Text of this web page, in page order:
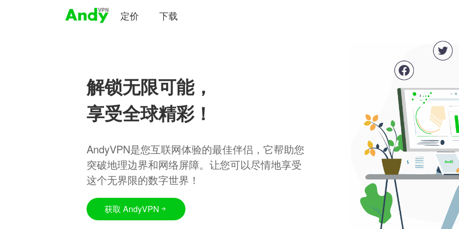
定价 下载
解锁无限可能，
享受全球精彩！
AndyVPN是您互联网体验的最佳伴侣，它帮助您
突破地理边界和网络屏障。让您可以尽情地享受
这个无界限的数字世界！
获取 AndyVPN